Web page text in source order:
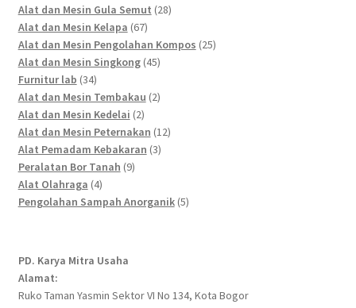
products
Alat dan Mesin Gula Semut 2828
Alat dan Mesin Kelapa 6767
products
Alat dan Mesin Pengolahan Kompos 2525
Alat dan Mesin Singkong 4545
Furnitur lab 3434
products
Alat dan Mesin Tembakau 22
Alat dan Mesin Kedelai 22
products
Alat dan Mesin Peternakan 1212
Alat Pemadam Kebakaran 33
Peralatan Bor Tanah 99
Alat Olahraga 44
products
Pengolahan Sampah Anorganik 55
PD. Karya Mitra Usaha
Alamat:
Ruko Taman Yasmin Sektor VI No 134, Kota Bogor